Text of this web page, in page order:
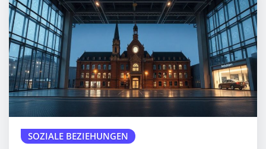
SOZIALE BEZIEHUNGEN